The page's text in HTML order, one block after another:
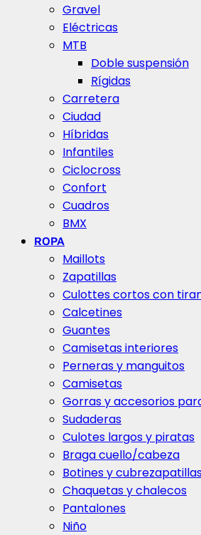
Gravel
Eléctricas
MTB
Doble suspensión
Rígidas
Carretera
Ciudad
Híbridas
Infantiles
Ciclocross
Confort
Cuadros
BMX
ROPA
Maillots
Zapatillas
Culottes cortos con
Calcetines
Guantes
Camisetas interiores
Perneras y manguitos
Camisetas
Gorras y accesorios
Sudaderas
Culotes largos y piratas
Braga cuello/cabeza
Botines y
Chaquetas y chalecos
Pantalones
Niño